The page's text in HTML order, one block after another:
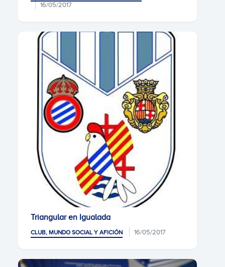
16/05/2017
Triangular en Igualada
CLUB, MUNDO SOCIAL Y AFICIÓN 16/05/2017